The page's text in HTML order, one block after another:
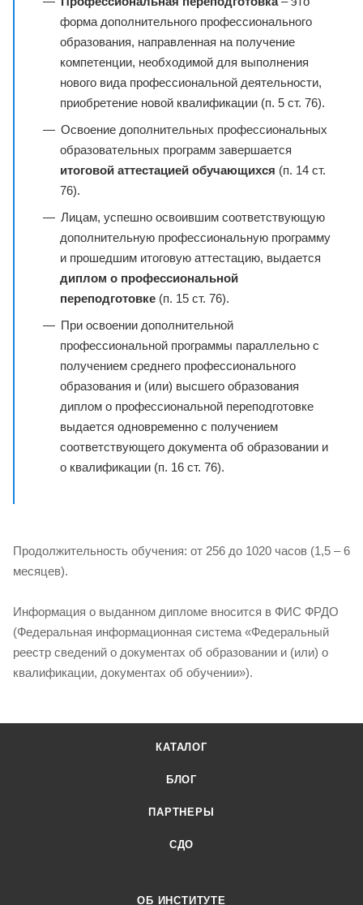
форма дополнительного профессионального
образования, направленная на получение
компетенции, необходимой для выполнения
нового вида профессиональной деятельности,
приобретение новой квалификации (п. 5 ст. 76).
Освоение дополнительных профессиональных
образовательных программ завершается
итоговой аттестацией обучающихся (п. 14 ст.
76).
Лицам, успешно освоившим соответствующую
дополнительную профессиональную программу
и прошедшим итоговую аттестацию, выдается
диплом о профессиональной
переподготовке (п. 15 ст. 76).
При освоении дополнительной
профессиональной программы параллельно с
получением среднего профессионального
образования и (или) высшего образования
диплом о профессиональной переподготовке
выдается одновременно с получением
соответствующего документа об образовании и
о квалификации (п. 16 ст. 76).
Продолжительность обучения: от 256 до 1020 часов (1,5 – 6
месяцев).
Информация о выданном дипломе вносится в ФИС ФРДО
(Федеральная информационная система «Федеральный
реестр сведений о документах об образовании и (или) о
квалификации, документах об обучении»).
КАТАЛОГ
БЛОГ
ПАРТНЕРЫ
СДО
ОБ ИНСТИТУТЕ